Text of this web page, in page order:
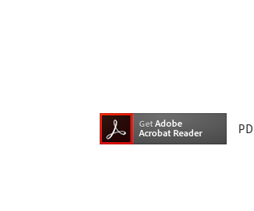
ダウンロード
掲載の取扱説明書
が含まれている場
取扱説明書の内容
の機種に同梱され